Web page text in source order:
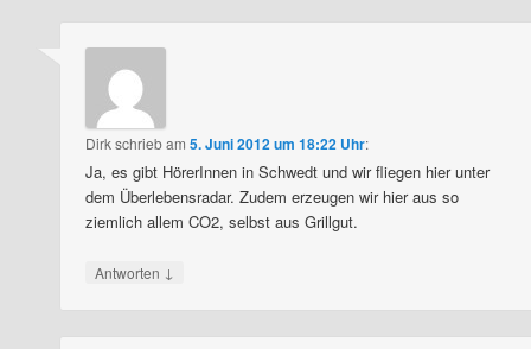
Dirkschriebam5. Juni 2012 um 18:22 Uhr:
Ja, es gibt HörerInnen in Schwedt und wir fliegen hier unter
dem Überlebensradar. Zudem erzeugen wir hier aus so
ziemlich allem CO2, selbst aus Grillgut.
Antworten ↓